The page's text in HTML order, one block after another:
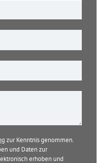
zur Kenntnis genommen.
und Daten zur
erhoben und